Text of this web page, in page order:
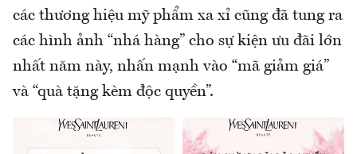
các thương hiệu mỹ phẩm xa xỉ cũng đã tung ra
các hình ảnh “nhá hàng” cho sự kiện ưu đãi lớn
nhất năm này, nhấn mạnh vào “mã giảm giá”
và “quà tặng kèm độc quyền”.